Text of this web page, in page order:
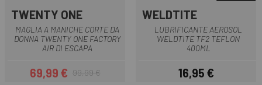
TWENTY ONE
MAGLIA A MANICHE CORTE DA
DONNA TWENTY ONE FACTORY
AIR DI ESCAPA
Prezzo
69,99 €Prezzo base
99,99 €
WELDTITE
LUBRIFICANTE AEROSOL
WELDTITE TF2 TEFLON
400ML
Prezzo
16,95 €